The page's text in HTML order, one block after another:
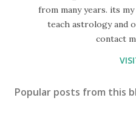
from many years. its
teach astrology and
contact
Popular posts from this